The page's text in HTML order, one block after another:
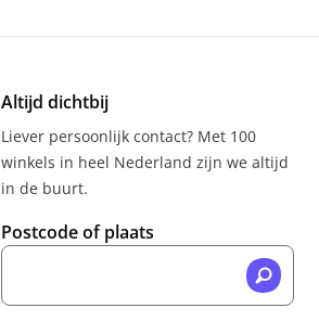
Altijd dichtbij
Liever persoonlijk contact? Met 100
winkels in heel Nederland zijn we altijd
in de buurt.
Postcode of plaats